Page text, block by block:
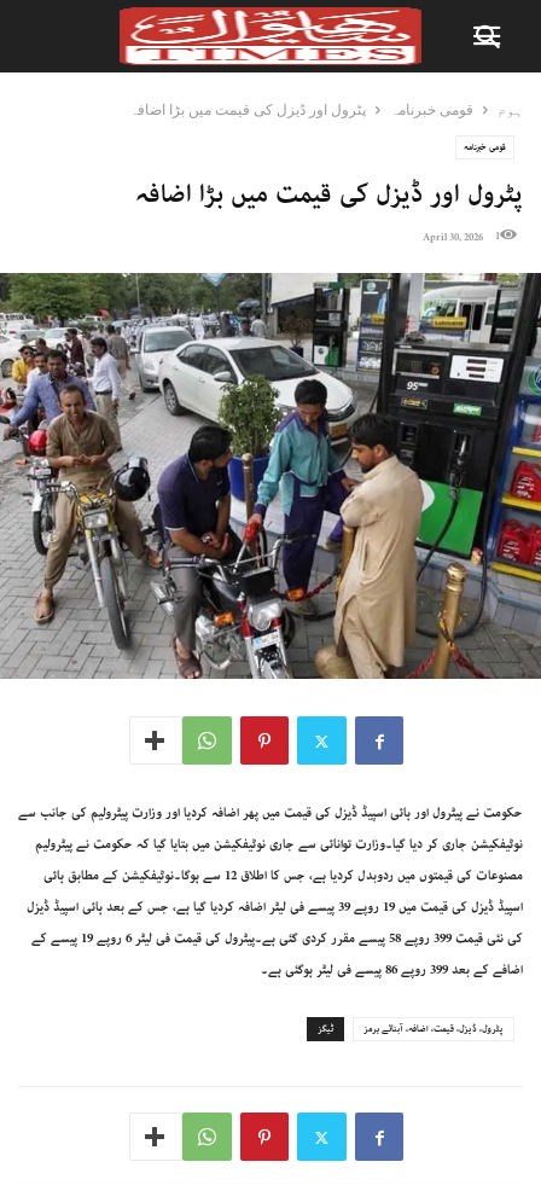
ہوم قومی خبرنامہ پٹرول اور ڈیزل کی قیمت میں بڑا اضافہ
قومی خبرنامہ
پٹرول اور ڈیزل کی قیمت میں بڑا اضافہ
April 30, 2026 1
حکومت نے پیٹرول اور ہائی اسپیڈ ڈیزل کی قیمت میں پھر اضافہ کردیا اور وزارت پیٹرولیم کی جانب سے
نوٹیفکیشن جاری کر دیا گیا۔وزارت توانائی سے جاری نوٹیفکیشن میں بتایا گیا کہ حکومت نے پیٹرولیم
مصنوعات کی قیمتوں میں ردوبدل کردیا ہے، جس کا اطلاق 12 سے ہوگا۔نوٹیفکیشن کے مطابق ہائی
اسپیڈ ڈیزل کی قیمت میں 19 روپے 39 پیسے فی لیٹر اضافہ کردیا گیا ہے، جس کے بعد ہائی اسپیڈ ڈیزل
کی نئی قیمت 399 روپے 58 پیسے مقرر کردی گئی ہے۔پیٹرول کی قیمت فی لیٹر 6 روپے 19 پیسے کے
اضافے کے بعد 399 روپے 86 پیسے فی لیٹر ہوگئی ہے۔
ٹیگز پٹرول، ڈیزل، قیمت، اضافہ، آبنائے ہرمز